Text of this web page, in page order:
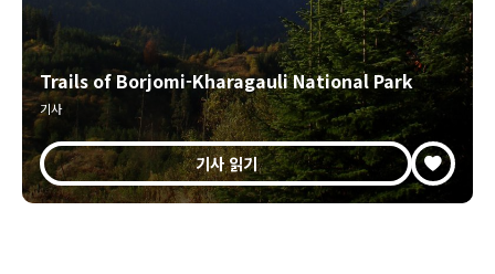
Trails of Borjomi-Kharagauli National Park
기사
기사 읽기